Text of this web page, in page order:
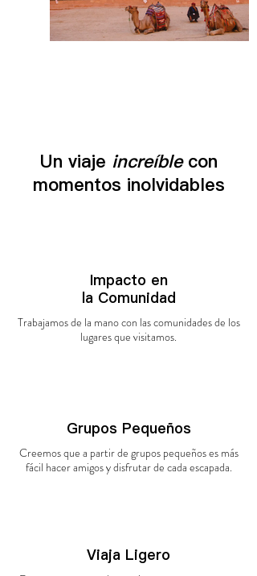
Un viaje increíblecon
momentos inolvidables
Impacto en
la Comunidad
Trabajamos de la mano con las comunidades de los
lugares que visitamos.
Grupos Pequeños
Creemos que a partir de grupos pequeños es más
fácil hacer amigos y disfrutar de cada escapada.
Viaja Ligero